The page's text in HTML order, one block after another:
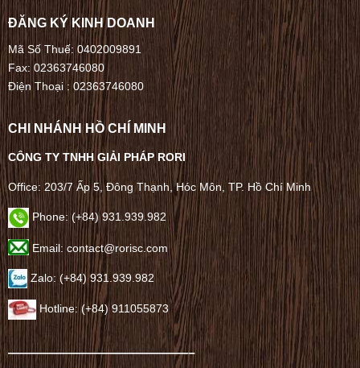
ĐĂNG KÝ KINH DOANH
Mã Số Thuế: 0402009891
Fax: 02363746080
Điện Thoại :02363746080
CHI NHÁNH HỒ CHÍ MINH
CÔNG TY TNHH GIẢI PHÁP RORI
Office: 203/7 Ấp 5, Đông Thạnh, Hóc Môn, TP. Hồ Chí Minh
Phone: (+84) 931.939.982
Email: contact@rorisc.com
Zalo: (+84) 931.939.982
Hotline: (+84) 911055873
——————————————–